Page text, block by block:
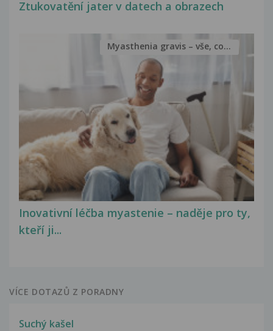
Ztukovatění jater v datech a obrazech
Inovativní léčba myastenie – naděje pro ty,
kteří ji...
Myasthenia gravis – vše, co...
VÍCE DOTAZŮ Z PORADNY
Suchý kašel